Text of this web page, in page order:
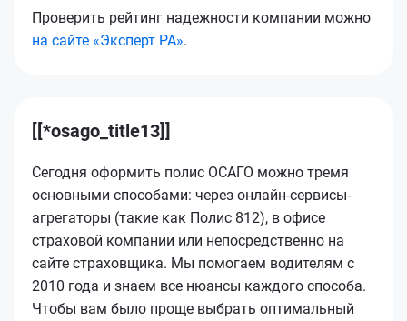
Проверить рейтинг надежности компании можно
на сайте «Эксперт РА».
[[*osago_title13]]
Сегодня оформить полис ОСАГО можно тремя
основными способами: через онлайн-сервисы-
агрегаторы (такие как Полис 812), в офисе
страховой компании или непосредственно на
сайте страховщика. Мы помогаем водителям с
2010 года и знаем все нюансы каждого способа.
Чтобы вам было проще выбрать оптимальный